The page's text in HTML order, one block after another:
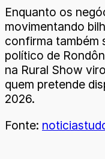
Enquanto os
movimentando
confirma também
político de
na Rural Show
quem pretende
2026.
Fonte: